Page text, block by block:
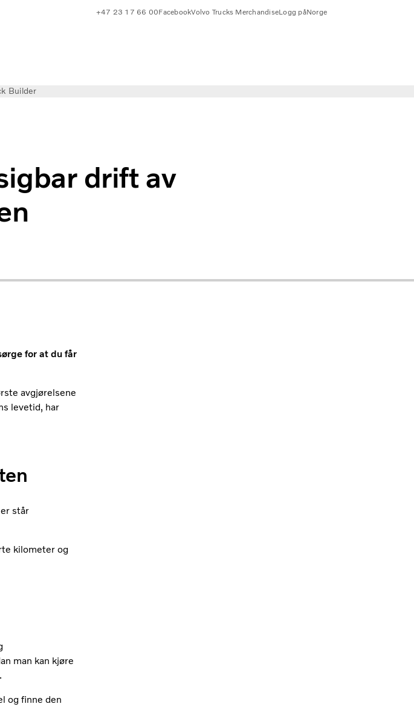
+47 23 17 66 00FacebookVolvo Trucks MerchandiseLogg påNorge
Builder
drift av
for at du får
avgjørelsene
levetid, har
står
kilometer og
man kan kjøre
og finne den